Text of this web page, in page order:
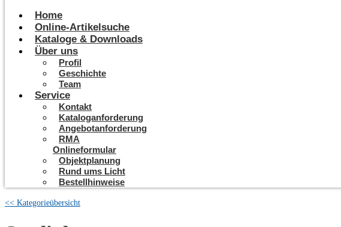
Home
Online-Artikelsuche
Kataloge & Downloads
Über uns
Profil
Geschichte
Team
Service
Kontakt
Kataloganforderung
Angebotanforderung
RMA
Onlineformular
Objektplanung
Rund ums Licht
Bestellhinweise
<< Kategorieübersicht